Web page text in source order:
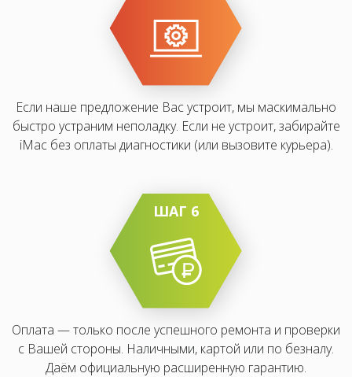
Если наше предложение Вас устроит, мы маскимально
быстро устраним неполадку. Если не устроит, забирайте
iMac без оплаты диагностики (или вызовите курьера).
ШАГ 6
Оплата — только после успешного ремонта и проверки
с Вашей стороны. Наличными, картой или по безналу.
Даём официальную расширенную гарантию.